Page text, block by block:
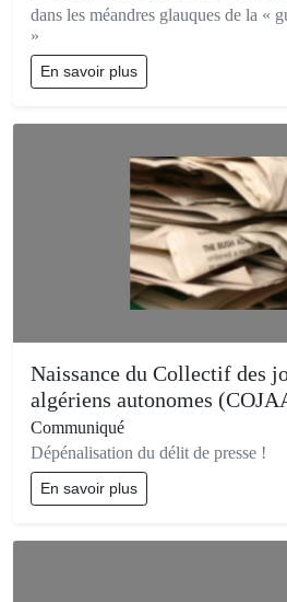
dans les méandres glauques de la «
»
En savoir plus
Naissance du Collectif des
algériens autonomes
Communiqué
Dépénalisation du délit de presse !
En savoir plus